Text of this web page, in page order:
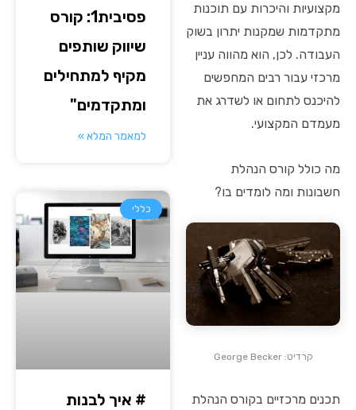
מקצועיות והיכרות עם תוכנות
מתקדמות שמקנות יתרון בשוק
העבודה. לכן, הוא מהווה עניין
מרכזי עבור רבים המחפשים
להיכנס לתחום או לשדרג את
מעמדם המקצועי.
מה כולל קורס הנהלת
חשבונות ומה לומדים בו?
קרדיט: George Becker
תכנים מרכזיים בקורס הנהלת
פסיבית1: קורס
שיווק שותפים
מקיף למתחילים
ומתקדמים"
למאמר המלא »
כללי
# איך לבנות